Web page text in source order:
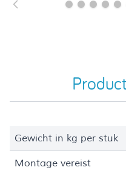
Gewicht in kg per stuk
Montage vereist